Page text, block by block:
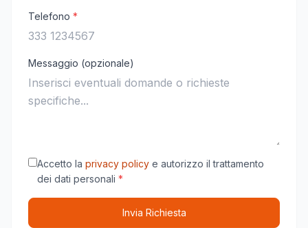
Telefono *
Messaggio (opzionale)
Accetto la privacy policy e autorizzo il trattamento
dei dati personali *
Invia Richiesta